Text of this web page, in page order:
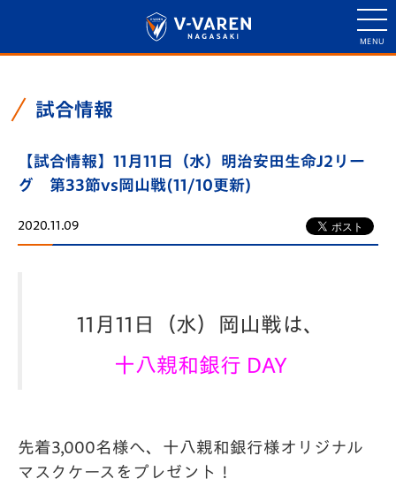
試合情報
【試合情報】11月11日（水）明治安田生命J2リー
グ 第33節vs岡山戦(11/10更新)
2020.11.09
11月11日（水）岡山戦は、
十八親和銀行 DAY
先着3,000名様へ、十八親和銀行様オリジナル
マスクケースをプレゼント！